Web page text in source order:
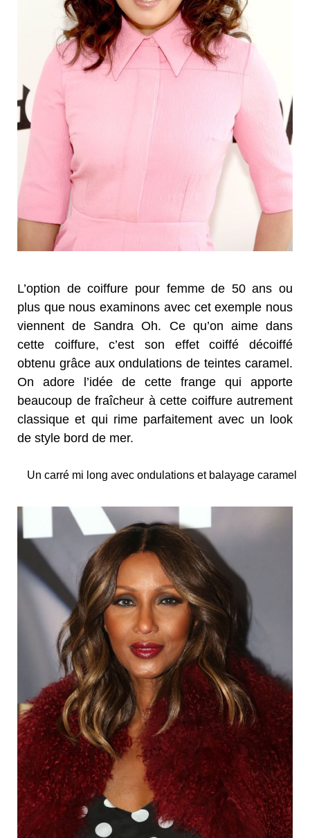
L’option de coiffure pour femme de 50 ans ou
plus que nous examinons avec cet exemple nous
viennent de Sandra Oh. Ce qu’on aime dans
cette coiffure, c’est son effet coiffé décoiffé
obtenu grâce aux ondulations de teintes caramel.
On adore l’idée de cette frange qui apporte
beaucoup de fraîcheur à cette coiffure autrement
classique et qui rime parfaitement avec un look
de style bord de mer.
Un carré mi long avec ondulations et balayage caramel